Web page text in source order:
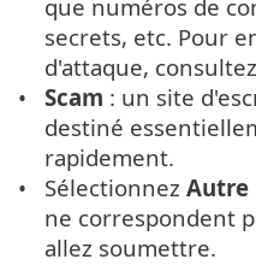
que numéros de
secrets, etc. Pour
d'attaque,
Scam : un site
destiné
rapidement.
SélectionnezAutre
ne correspondent
allez soumettre.